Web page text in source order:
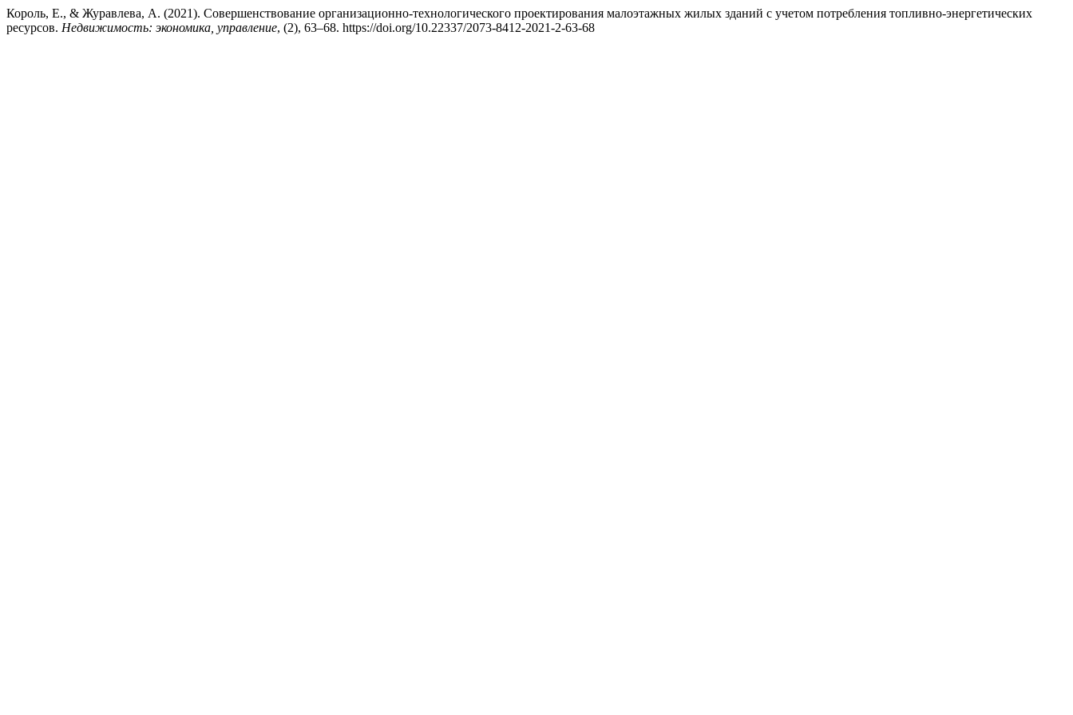
Король, Е., & Журавлева, А. (2021). Cовершенствование организационно-технологического проектирования малоэтажных жилых зданий с учетом потребления топливно-энергетических
ресурсов. Недвижимость: экономика, управление, (2), 63–68. https://doi.org/10.22337/2073-8412-2021-2-63-68